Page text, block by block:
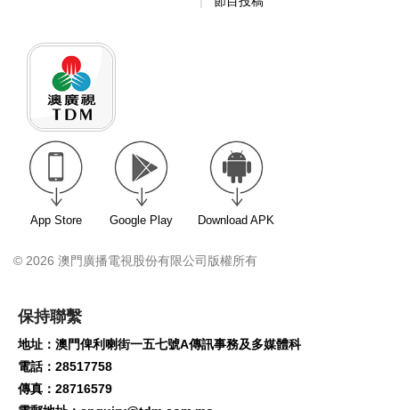
App Store Google Play Download APK
© 2026 澳門廣播電視股份有限公司版權所有
保持聯繫
地址：澳門俾利喇街一五七號A傳訊事務及多媒體科
電話：28517758
傳真：28716579